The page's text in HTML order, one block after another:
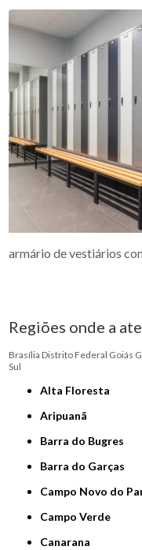
armário de vestiários
Regiões onde a
Brasília Distrito Federal Goiás
Sul
Alta Floresta
Aripuanã
Barra do Bugres
Barra do Garças
Campo Novo do
Campo Verde
Canarana